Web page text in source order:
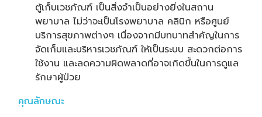
ตู้เก็บเวชภัณฑ์ เป็นสิ่งจำเป็นอย่างยิ่งในสถาน
พยาบาล ไม่ว่าจะเป็นโรงพยาบาล คลินิก หรือศูนย์
บริการสุขภาพต่างๆ เนื่องจากมีบทบาทสำคัญในการ
จัดเก็บและบริหารเวชภัณฑ์ ให้เป็นระบบ สะดวกต่อการ
ใช้งาน และลดความผิดพลาดที่อาจเกิดขึ้นในการดูแล
รักษาผู้ป่วย
คุณลักษณะ